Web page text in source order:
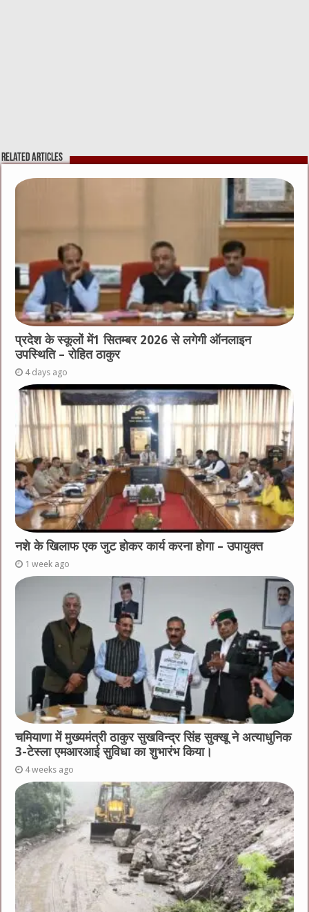
Related Articles
प्रदेश के स्कूलों में1 सितम्बर 2026 से लगेगी ऑनलाइन
उपस्थिति – रोहित ठाकुर
4 days ago
नशे के खिलाफ एक जुट होकर कार्य करना होगा – उपायुक्त
1 week ago
चमियाणा में मुख्यमंत्री ठाकुर सुखविन्द्र सिंह सुक्खू ने अत्याधुनिक
3-टेस्ला एमआरआई सुविधा का शुभारंभ किया।
4 weeks ago